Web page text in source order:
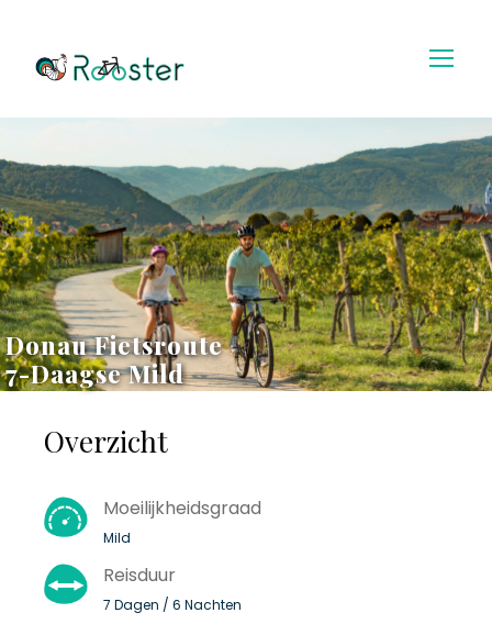
Donau Fietsroute
7-Daagse Mild
Overzicht
Moeilijkheidsgraad
Mild
Reisduur
7 Dagen / 6 Nachten